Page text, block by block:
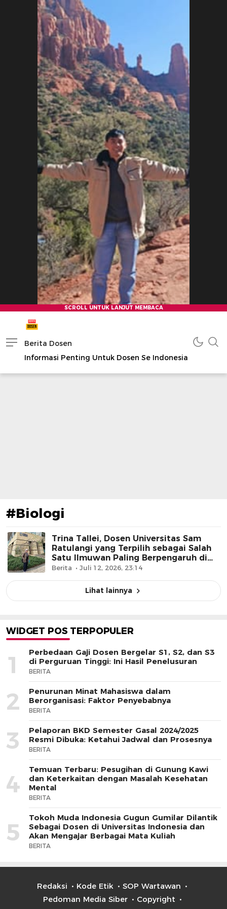
Berita Dosen
Informasi Penting Untuk Dosen Se Indonesia
#Biologi
Trina Tallei, Dosen Universitas Sam
Ratulangi yang Terpilih sebagai Salah
Satu Ilmuwan Paling Berpengaruh di
Dunia
Berita Juli 12, 2026, 23:14
Lihat lainnya
WIDGET POS TERPOPULER
1
Perbedaan Gaji Dosen Bergelar S1, S2, dan S3
di Perguruan Tinggi: Ini Hasil Penelusuran
BERITA
2
Penurunan Minat Mahasiswa dalam
Berorganisasi: Faktor Penyebabnya
BERITA
3
Pelaporan BKD Semester Gasal 2024/2025
Resmi Dibuka: Ketahui Jadwal dan Prosesnya
BERITA
4
Temuan Terbaru: Pesugihan di Gunung Kawi
dan Keterkaitan dengan Masalah Kesehatan
Mental
BERITA
5
Tokoh Muda Indonesia Gugun Gumilar Dilantik
Sebagai Dosen di Universitas Indonesia dan
Akan Mengajar Berbagai Mata Kuliah
BERITA
Redaksi Kode Etik
SOP Wartawan
Pedoman Media Siber
Copyright